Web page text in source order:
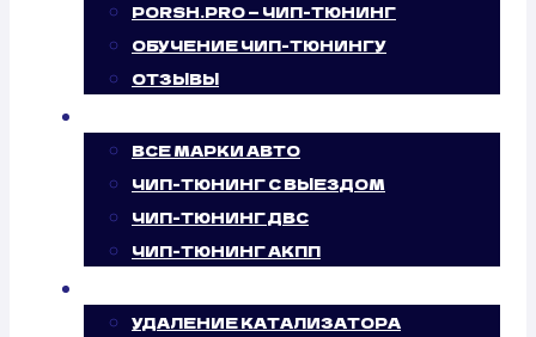
PORSH.PRO — ЧИП-ТЮНИНГ
ОБУЧЕНИЕ ЧИП-ТЮНИНГУ
ОТЗЫВЫ
ВСЕ МАРКИ АВТО
ЧИП-ТЮНИНГ С ВЫЕЗДОМ
ЧИП-ТЮНИНГ ДВС
ЧИП-ТЮНИНГ АКПП
УДАЛЕНИЕ КАТАЛИЗАТОРА
ОТКЛЮЧЕНИЕ
ВИХРЕВЫХ
ЗАСЛОНОК KIA
RIO 1.5 (108 Л.С.)